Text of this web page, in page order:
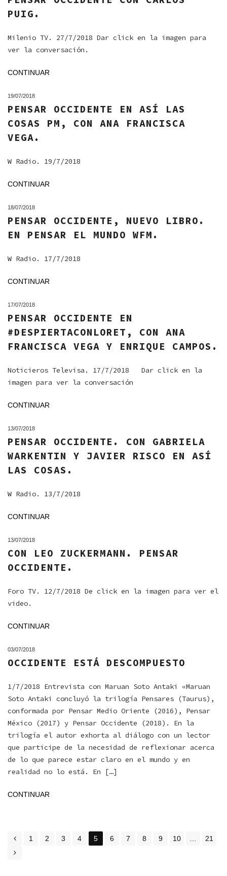
PUIG.
Milenio TV. 27/7/2018 Dar click en la imagen para
ver la conversación.
CONTINUAR
19/07/2018
PENSAR OCCIDENTE EN ASÍ LAS
COSAS PM, CON ANA FRANCISCA
VEGA.
W Radio. 19/7/2018
CONTINUAR
18/07/2018
PENSAR OCCIDENTE, NUEVO LIBRO.
EN PENSAR EL MUNDO WFM.
W Radio. 17/7/2018
CONTINUAR
17/07/2018
PENSAR OCCIDENTE EN
#DESPIERTACONLORET, CON ANA
FRANCISCA VEGA Y ENRIQUE CAMPOS.
Noticieros Televisa. 17/7/2018 Dar click en la
imagen para ver la conversación
CONTINUAR
13/07/2018
PENSAR OCCIDENTE. CON GABRIELA
WARKENTIN Y JAVIER RISCO EN ASÍ
LAS COSAS.
W Radio. 13/7/2018
CONTINUAR
13/07/2018
CON LEO ZUCKERMANN. PENSAR
OCCIDENTE.
Foro TV. 12/7/2018 De click en la imagen para ver el
video.
CONTINUAR
03/07/2018
OCCIDENTE ESTÁ DESCOMPUESTO
1/7/2018 Entrevista con Maruan Soto Antaki «Maruan
Soto Antaki concluyó la trilogía Pensares (Taurus),
conformada por Pensar Medio Oriente (2016), Pensar
México (2017) y Pensar Occidente (2018). En la
trilogía el autor exhorta al diálogo con un lector
que participe de la necesidad de reflexionar acerca
de lo que parece estar claro en el mundo y en
realidad no lo está. En […]
CONTINUAR
NAVIGATION
1 2 3 4 5 6 7 8 9 10 … 21